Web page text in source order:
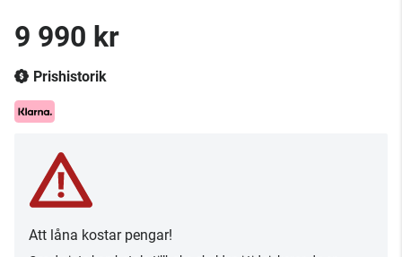
9 990 kr
Prishistorik
Att låna kostar pengar!